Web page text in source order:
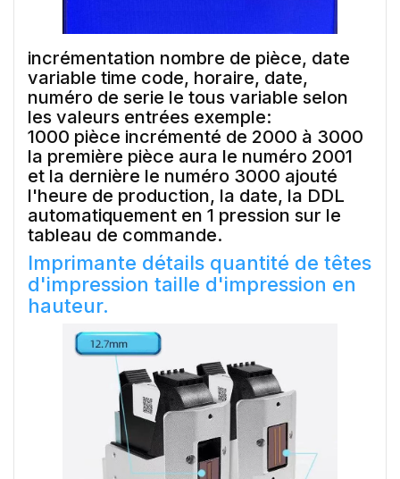
incrémentation nombre de pièce, date
variable time code, horaire, date,
numéro de serie le tous variable selon
les valeurs entrées exemple:
1000 pièce incrémenté de 2000 à 3000
la première pièce aura le numéro 2001
et la dernière le numéro 3000 ajouté
l'heure de production, la date, la DDL
automatiquement en 1 pression sur le
tableau de commande.
Imprimante détails quantité de têtes
d'impression taille d'impression en
hauteur.